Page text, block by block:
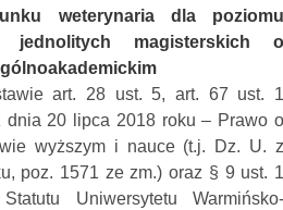
weterynaria dla poziomu
jednolitych magisterskich o
art. 28 ust. 5, art. 67 ust. 1
dnia 20 lipca 2018 roku – Prawo o
wyższym i nauce (t.j. Dz. U. z
poz. 1571 ze zm.) oraz § 9 ust. 1
Uniwersytetu Warmińsko-